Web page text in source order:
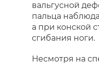
вальгусной
пальца
а при конской
сгибания ноги.
Несмотря на